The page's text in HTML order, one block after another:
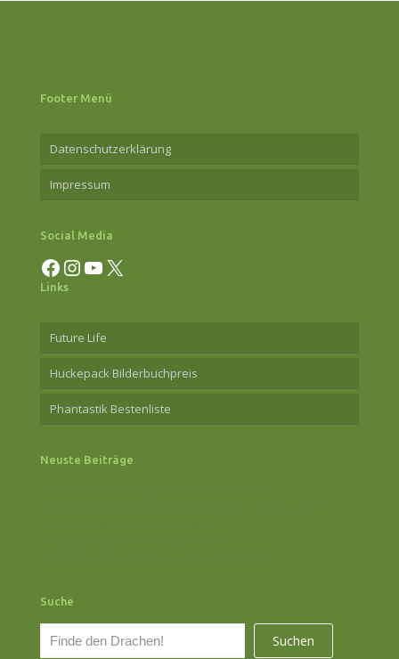
Footer Menü
Datenschutzerklärung
Impressum
Social Media
Facebook InstagramYouTube X
Links
Future Life
Huckepack Bilderbuchpreis
Phantastik Bestenliste
Neuste Beiträge
Suche
Suchen